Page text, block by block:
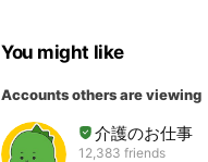
You might like
Accounts others are viewing
介護のお仕事
12,383 friends